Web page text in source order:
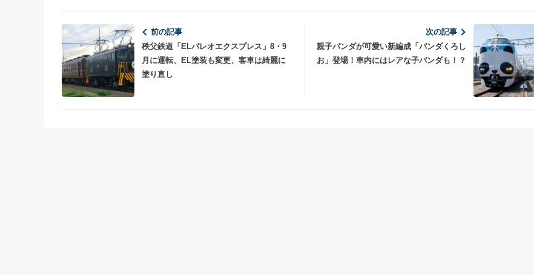
前の記事
秩父鉄道「ELパレオエクスプレス」8・9
月に運転、EL塗装も変更、客車は綺麗に
塗り直し
次の記事
親子パンダが可愛い新編成「パンダくろし
お」登場！車内にはレアな子パンダも！？